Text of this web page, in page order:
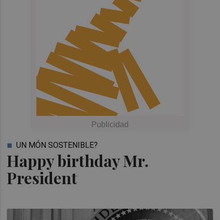
Happy birthday Mr.
President
UN MÓN SOSTENIBLE?